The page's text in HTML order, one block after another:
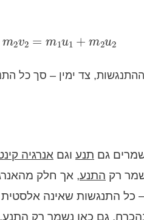
m2v2= m1u1 + m2u2
צד ימין – סך כל
גם תנע וגם אנרגיה
רק התנע, אך חלק
כל התנגשות שאינה
גם כאן נשמר רק התנע.